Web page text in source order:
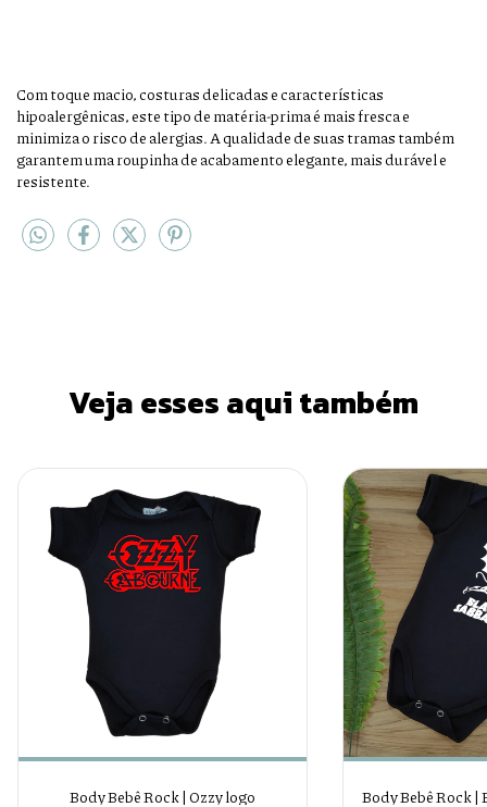
Com toque macio, costuras delicadas e características
hipoalergênicas, este tipo de matéria-prima é mais fresca e
minimiza o risco de alergias. A qualidade de suas tramas também
garantem uma roupinha de acabamento elegante, mais durável e
resistente.
Veja esses aqui também
Body Bebê Rock | Ozzy logo Body Bebê Rock |